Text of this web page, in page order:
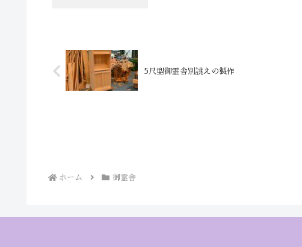
5尺型御霊舎別誂えの製作
ホーム 御霊舎